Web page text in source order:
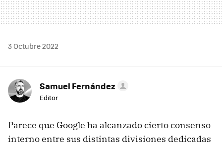
3 Octubre 2022
Samuel Fernández
Editor
Parece que Google ha alcanzado cierto consenso
interno entre sus distintas divisiones dedicadas